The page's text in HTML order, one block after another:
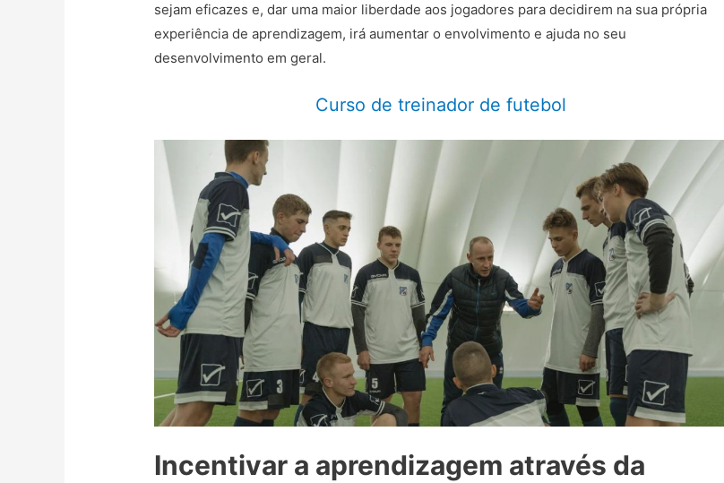
sejam eficazes e, dar uma maior liberdade aos jogadores para decidirem na sua própria
experiência de aprendizagem, irá aumentar o envolvimento e ajuda no seu
desenvolvimento em geral.
Curso de treinador de futebol
Incentivar a aprendizagem através da